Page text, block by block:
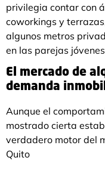
privilegia contar con
coworkings y
algunos metros
en las parejas
El mercado de
demanda
Aunque el
mostrado cierta
verdadero motor del
Quito